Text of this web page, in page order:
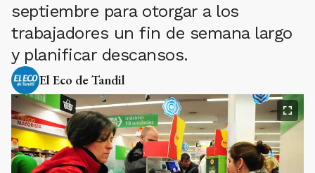
septiembre para otorgar a los
trabajadores un fin de semana largo
y planificar descansos.
El Eco de Tandil